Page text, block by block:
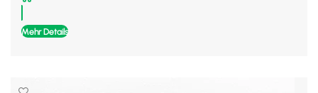
Mehr Details